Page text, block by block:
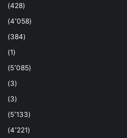
(428)
(4٬058)
(384)
(1)
(5٬085)
(3)
(3)
(5٬133)
(4٬221)